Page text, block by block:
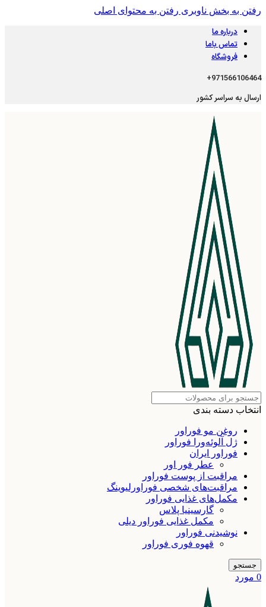
رفتن به بخش ناوبری رفتن به محتوای اصلی
درباره ما
تماس باما
فروشگاه
971566106464+
ارسال به سراسر کشور
انتخاب دسته بندی
روغن مو فوراور
ژل آلوئه‌ورا فوراور
فوراور ایران
عطر فور اور
مراقبت از پوست فوراور
مراقبت‌های شخصی فوراورلیوینگ
مکمل‌های غذایی فوراور
گارسینیا پلاس
مکمل غذایی فوراور دیلی
نوشیدنی فوراور
قهوه فوری فوراور
جستجو
0 مورد